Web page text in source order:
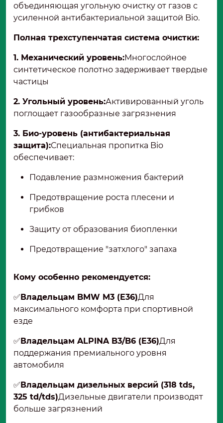
объединяющая угольную очистку от газов с
усиленной антибактериальной защитой Bio.
Полная трехступенчатая система очистки:
1. Механический уровень:Многослойное
синтетическое полотно задерживает твердые
частицы
2. Угольный уровень:Активированный уголь
поглощает газообразные загрязнения
3. Био-уровень (антибактериальная
защита):Специальная пропитка Bio
обеспечивает:
Подавление размножения бактерий
Предотвращение роста плесени и
грибков
Защиту от образования биопленки
Предотвращение "затхлого" запаха
Кому особенно рекомендуется:
✅Владельцам BMW M3 (E36)Для
максимального комфорта при спортивной
езде
✅Владельцам ALPINA B3/B6 (E36)Для
поддержания премиального уровня
автомобиля
✅Владельцам дизельных версий (318 tds,
325 td/tds)Дизельные двигатели производят
больше загрязнений